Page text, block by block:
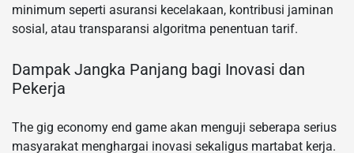
minimum seperti asuransi kecelakaan, kontribusi jaminan
sosial, atau transparansi algoritma penentuan tarif.
Dampak Jangka Panjang bagi Inovasi dan
Pekerja
The gig economy end game akan menguji seberapa serius
masyarakat menghargai inovasi sekaligus martabat kerja.